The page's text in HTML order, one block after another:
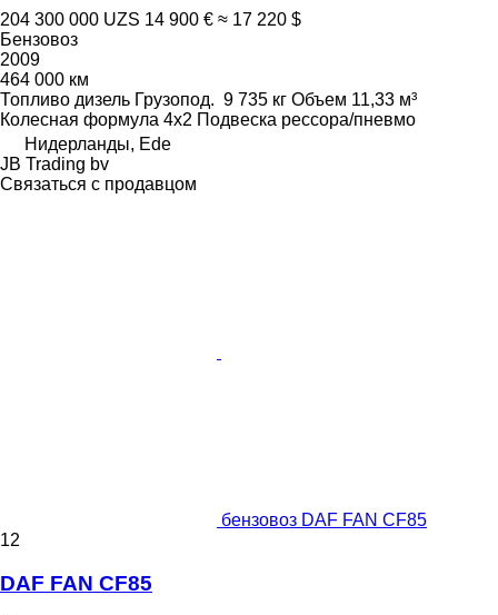
204 300 000 UZS 14 900 € ≈ 17 220 $
Бензовоз
2009
464 000 км
Топливо дизель Грузопод. 9 735 кг Объем 11,33 м³
Колесная формула 4x2 Подвеска рессора/пневмо
Нидерланды, Ede
JB Trading bv
Связаться с продавцом
бензовоз DAF FAN CF85
12
DAF FAN CF85